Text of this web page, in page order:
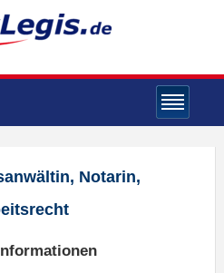
Notarin,